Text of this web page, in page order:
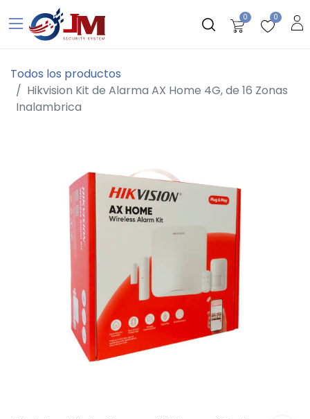
0 0
Todos los productos
Hikvision Kit de Alarma AX Home 4G, de 16 Zonas
Inalambrica